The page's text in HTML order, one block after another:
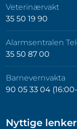
Veterinærvakt
35 50 19 90
Alarmsentralen
35 50 87 00
Barnevernvakta
90 05 33 04
Nyttige lenker